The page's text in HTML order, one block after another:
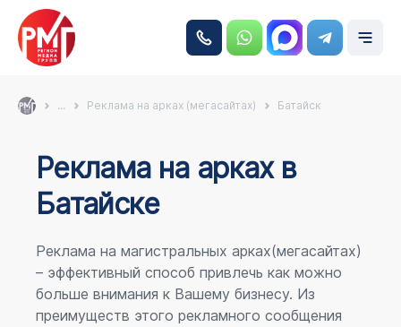
... Реклама на арках (мегасайтах) Батайск
Реклама на аркаx в
Батайске
Реклама на магистральных арках(мегасайтах)
– эффективный способ привлечь как можно
больше внимания к Вашему бизнесу. Из
преимуществ этого рекламного сообщения